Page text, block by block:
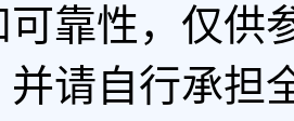
可靠性，仅供
并请自行承担